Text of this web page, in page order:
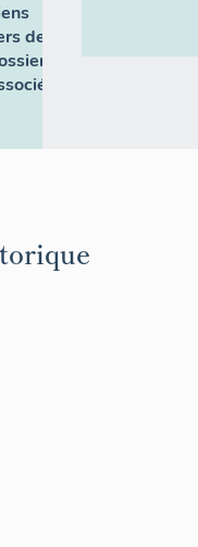
des